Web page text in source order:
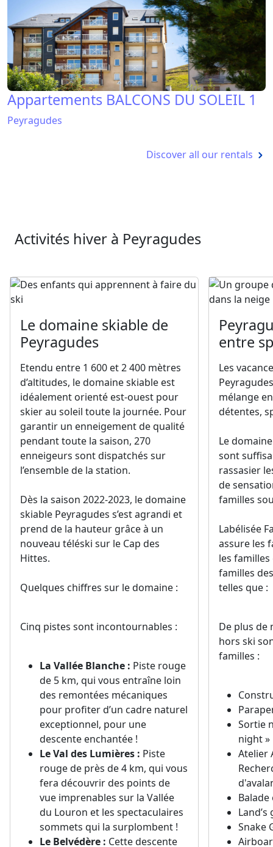
Appartements BALCONS DU SOLEIL 1
Peyragudes
Discover all our rentals
Activités hiver à Peyragudes
Le domaine skiable de
Peyragudes
Etendu entre 1 600 et 2 400 mètres
d’altitudes, le domaine skiable est
idéalement orienté est-ouest pour
skier au soleil toute la journée. Pour
garantir un enneigement de qualité
pendant toute la saison, 270
enneigeurs sont dispatchés sur
l’ensemble de la station.
Dès la saison 2022-2023, le domaine
skiable Peyragudes s’est agrandi et
prend de la hauteur grâce à un
nouveau téléski sur le Cap des
Hittes.
Quelques chiffres sur le domaine :
Cinq pistes sont incontournables :
La Vallée Blanche : Piste rouge
de 5 km, qui vous entraîne loin
des remontées mécaniques
pour profiter d’un cadre naturel
exceptionnel, pour une
descente enchantée !
Le Val des Lumières : Piste
rouge de près de 4 km, qui vous
fera découvrir des points de
vue imprenables sur la Vallée
du Louron et les spectaculaires
sommets qui la surplombent !
Le Belvédère : Cette descente
entre
Les
mélange
détentes,
Le
sont
rassasier
de
familles
Labélisée
assure les
les
familles
telles que :
De plus de
hors ski
familles :
Sortie
night »
Atelier
Land’s
Snake